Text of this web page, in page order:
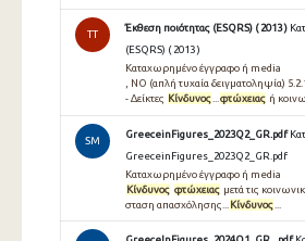
TT
Έκθεση ποιότητας (ESQRS) ( 2013 )
(ESQRS) ( 2013 )
Καταχωρημένο έγγραφο ή media
, NO (απλή τυχαία δειγµατοληψία)
- ∆είκτες Κίνδυνος...φτώχειας ή
SM
GreeceinFigures_2023Q2_GR.pdf
GreeceinFigures_2023Q2_GR.pdf
Καταχωρημένο έγγραφο ή media
Κίνδυνος φτώχειας μετά τις
σταση απασχόλησης...
Κίνδυνος